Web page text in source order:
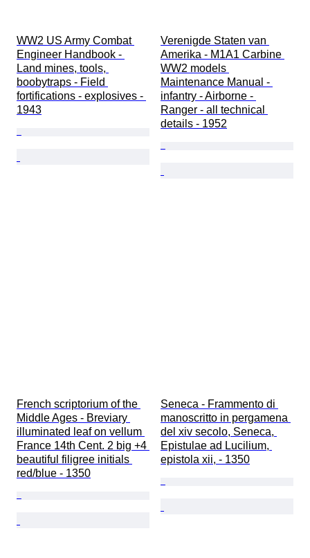
WW2 US Army Combat
Engineer Handbook -
Land mines, tools,
boobytraps - Field
fortifications - explosives -
1943
Verenigde Staten van
Amerika - M1A1 Carbine
WW2 models
Maintenance Manual -
infantry - Airborne -
Ranger - all technical
details - 1952
French scriptorium of the
Middle Ages - Breviary
illuminated leaf on vellum
France 14th Cent. 2 big +4
beautiful filigree initials
red/blue - 1350
Seneca - Frammento di
manoscritto in pergamena
del xiv secolo, Seneca,
Epistulae ad Lucilium,
epistola xii, - 1350